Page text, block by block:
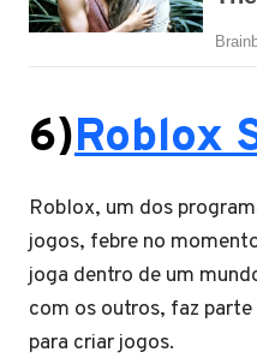
6)Roblox
Roblox, um dos
jogos, febre no
joga dentro de um
com os outros, faz
para criar jogos.